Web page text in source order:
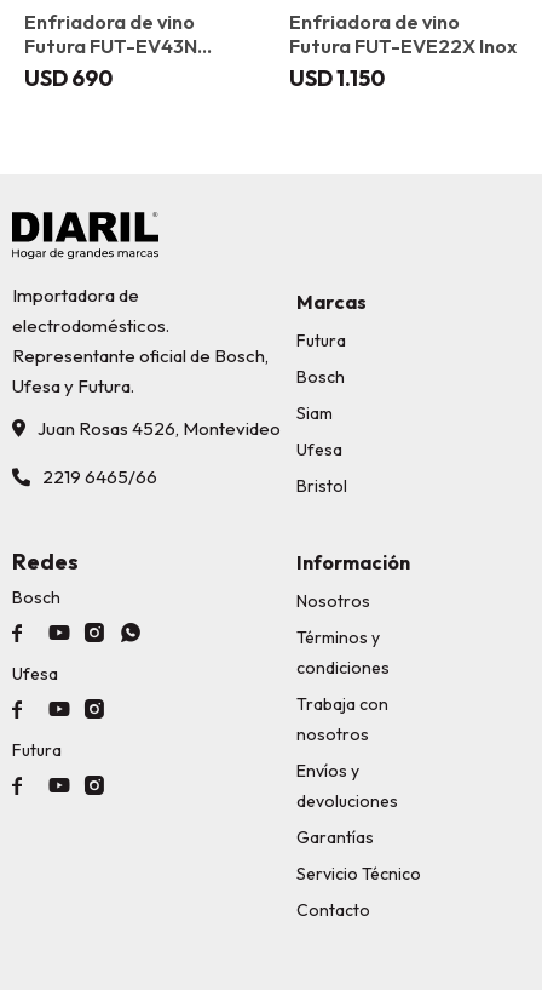
Enfriadora de vino
Futura FUT-EV43N
Vidrio Negro
USD690
Enfriadora de vino
Futura FUT-EVE22X Inox
USD1.150
Importadora de
electrodomésticos.
Representante oficial de Bosch,
Ufesa y Futura.
Juan Rosas 4526, Montevideo
2219 6465/66
Marcas
Futura
Bosch
Siam
Ufesa
Bristol
Información
Nosotros
Términos y
condiciones
Trabaja con
nosotros
Envíos y
devoluciones
Garantías
Servicio Técnico
Contacto
Redes
Bosch
   
Ufesa
  
Futura
  